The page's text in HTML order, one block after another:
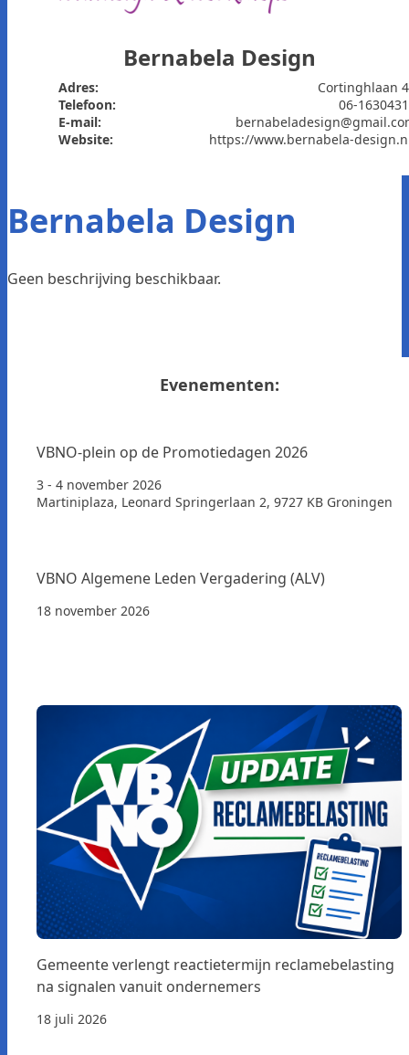
Bernabela Design
Adres:
Cortinghlaan
Telefoon:
06-
E-mail:
Website:
https://www.bernabela-
Bernabela Design
Geen beschrijving beschikbaar.
Evenementen:
VBNO-plein op de Promotiedagen 2026
3 - 4 november 2026
Martiniplaza, Leonard Springerlaan 2, 9727 KB Groningen
VBNO Algemene Leden Vergadering (ALV)
18 november 2026
Gemeente verlengt reactietermijn reclamebelasting
na signalen vanuit ondernemers
18 juli 2026